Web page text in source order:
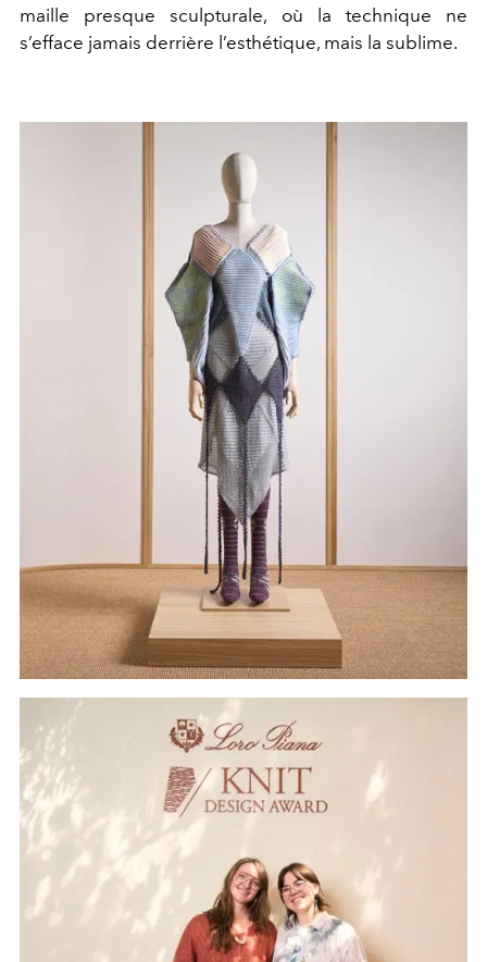
maille presque sculpturale, où la technique ne
s’efface jamais derrière l’esthétique, mais la sublime.